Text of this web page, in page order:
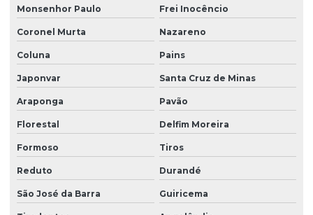
Monsenhor Paulo Frei Inocêncio
Coronel Murta Nazareno
Coluna Pains
Japonvar Santa Cruz de Minas
Araponga Pavão
Florestal Delfim Moreira
Formoso Tiros
Reduto Durandé
São José da Barra Guiricema